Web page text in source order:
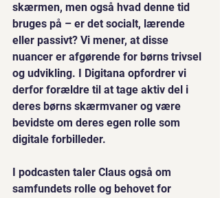
skærmen, men også hvad denne tid
bruges på – er det socialt, lærende
eller passivt? Vi mener, at disse
nuancer er afgørende for børns trivsel
og udvikling. I Digitana opfordrer vi
derfor forældre til at tage aktiv del i
deres børns skærmvaner og være
bevidste om deres egen rolle som
digitale forbilleder.
I podcasten taler Claus også om
samfundets rolle og behovet for